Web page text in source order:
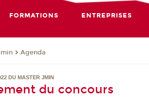
FORMATIONS ENTREPRISES
Agenda
DU MASTER JMIN
du concours